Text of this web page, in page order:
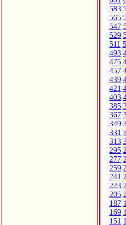
583
565
547
529
511
493
475
457
439
421
403
385
367
349
331
313
295
277
259
241
223
205
187
169
151